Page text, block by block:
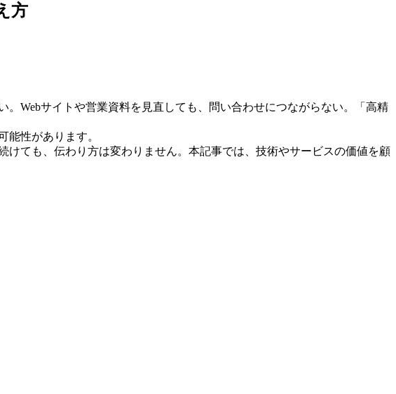
方
Webサイトや営業資料を見直しても、問い合わせにつながらない。「高精
能性があります。
けても、伝わり方は変わりません。本記事では、技術やサービスの価値を顧